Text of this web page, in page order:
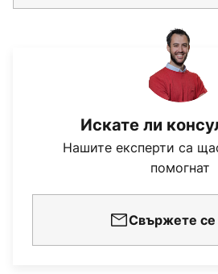
Искате ли
Нашите експерти са
помогнат
Свържете се